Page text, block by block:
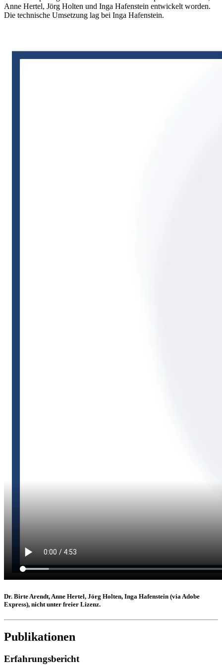
Anne Hertel, Jörg Holten und Inga Hafenstein entwickelt worden.
Die technische Umsetzung lag bei Inga Hafenstein.
Dr. Birte Arendt, Anne Hertel, Jörg Holten, Inga Hafenstein (via Adobe
Express), nicht unter freier Lizenz.
Publikationen
Erfahrungsbericht